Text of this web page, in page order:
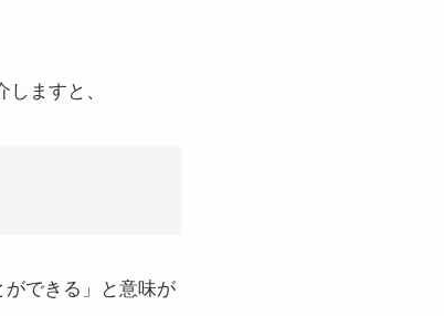
ますと、
できる」と意味が